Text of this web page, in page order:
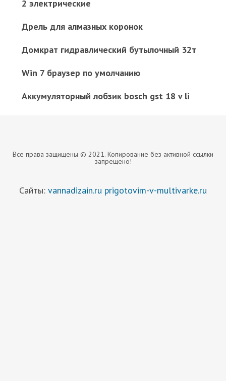
2 электрические
Дрель для алмазных коронок
Домкрат гидравлический бутылочный 32т
Win 7 браузер по умолчанию
Аккумуляторный лобзик bosch gst 18 v li
Все права защищены © 2021. Копирование без активной ссылки
запрещено!
Сайты: vannadizain.ru prigotovim-v-multivarke.ru